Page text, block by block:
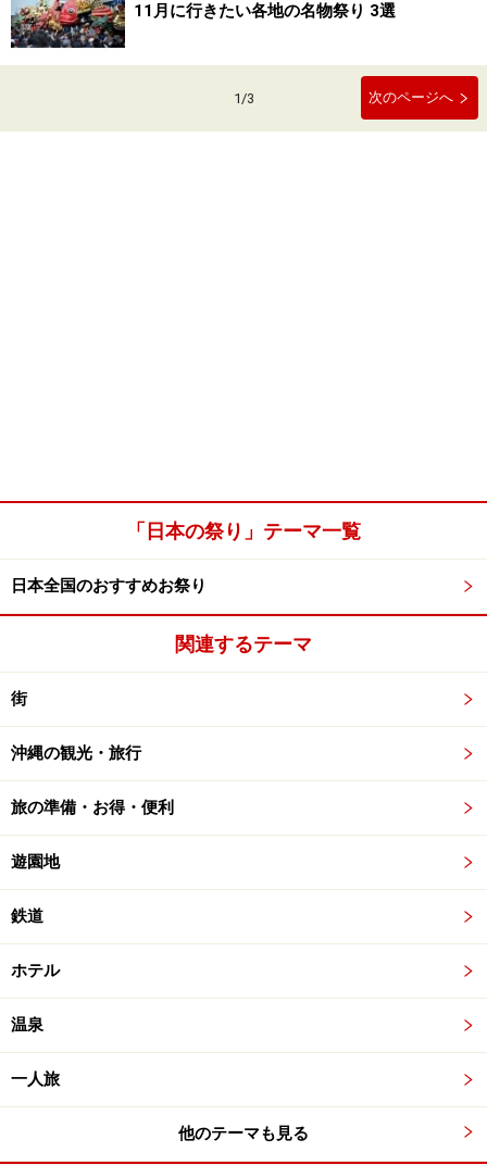
11月に行きたい各地の名物祭り 3選
1/3 次のページへ
「日本の祭り」テーマ一覧
日本全国のおすすめお祭り
関連するテーマ
街
沖縄の観光・旅行
旅の準備・お得・便利
遊園地
鉄道
ホテル
温泉
一人旅
他のテーマも見る